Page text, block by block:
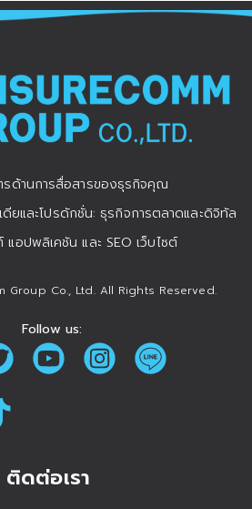
รด้านการสื่อสารของธุรกิจคุณ
ดียและโปรดักชั่น: ธุรกิจการตลาดและดิจิทัล
แอปพลิเคชัน และ SEO เว็บไซต์
Group Co., Ltd. All Rights Reserved.
Follow us:
ติดต่อเรา